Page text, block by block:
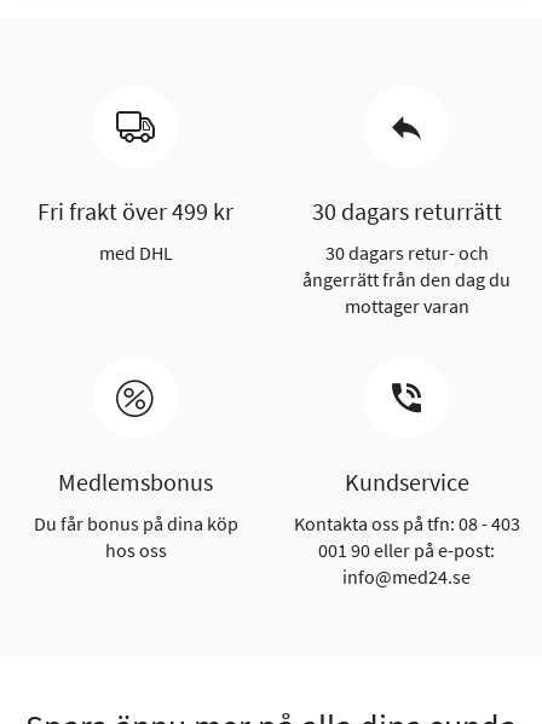
Fri frakt över 499 kr
med DHL
30 dagars returrätt
30 dagars retur- och
ångerrätt från den dag du
mottager varan
Medlemsbonus
Du får bonus på dina köp
hos oss
Kundservice
Kontakta oss på tfn: 08 - 403
001 90 eller på e-post:
info@med24.se